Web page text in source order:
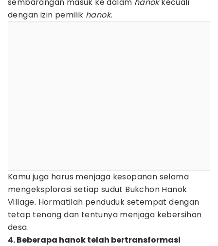
dengan izin pemilik hanok.
Kamu juga harus menjaga kesopanan selama
mengeksplorasi setiap sudut Bukchon Hanok
Village. Hormatilah penduduk setempat dengan
tetap tenang dan tentunya menjaga kebersihan
desa.
4. Beberapa hanok telah bertransformasi